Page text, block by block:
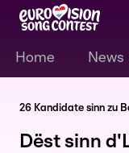
Home News
26 Kandidate sinn zu
Dëst sinn